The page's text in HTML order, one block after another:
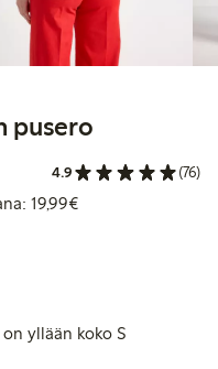
pusero
€
39,99 €
4.9 (76)
19,99€Alin hinta
yllään koko S